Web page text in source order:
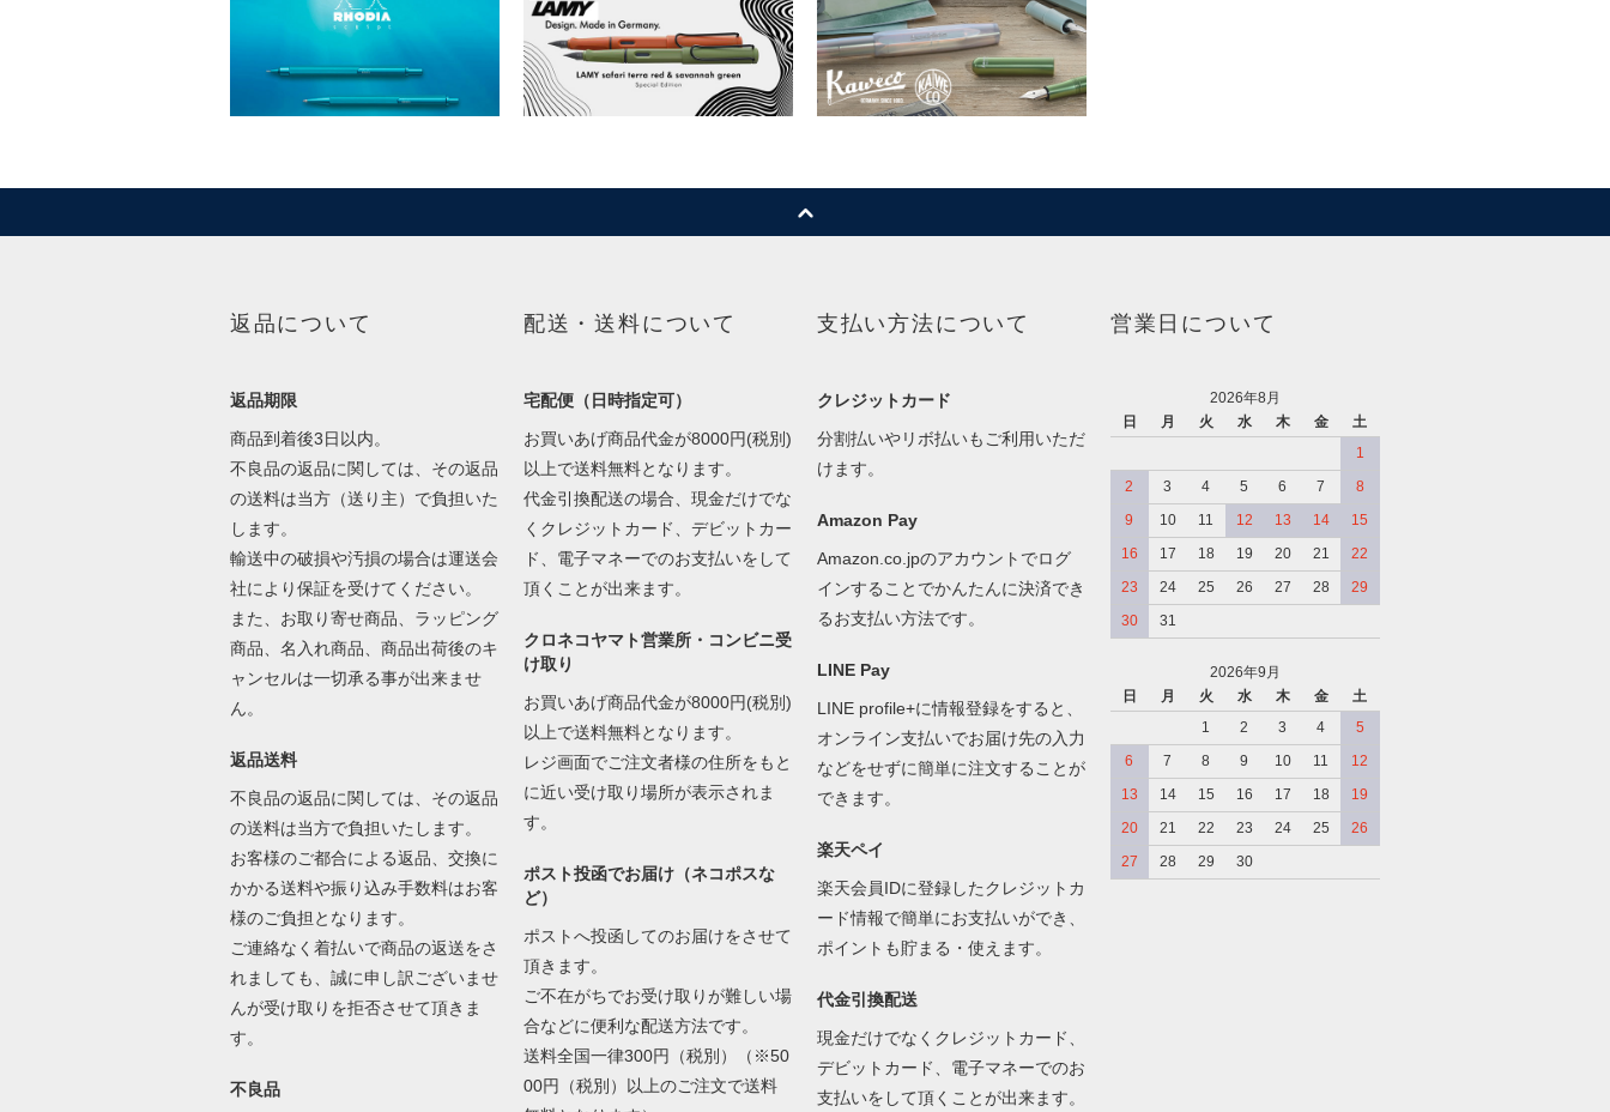
返品について
返品期限
商品到着後3日以内。
不良品の返品に関しては、その返品
の送料は当方（送り主）で負担いた
します。
輸送中の破損や汚損の場合は運送会
社により保証を受けてください。
また、お取り寄せ商品、ラッピング
商品、名入れ商品、商品出荷後のキ
ャンセルは一切承る事が出来ませ
ん。
返品送料
不良品の返品に関しては、その返品
の送料は当方で負担いたします。
お客様のご都合による返品、交換に
かかる送料や振り込み手数料はお客
様のご負担となります。
ご連絡なく着払いで商品の返送をさ
れましても、誠に申し訳ございませ
んが受け取りを拒否させて頂きま
す。
不良品
配送・送料について
宅配便（日時指定可）
お買いあげ商品代金が8000円(税別)
以上で送料無料となります。
代金引換配送の場合、現金だけでな
くクレジットカード、デビットカー
ド、電子マネーでのお支払いをして
頂くことが出来ます。
クロネコヤマト営業所・コンビニ受
け取り
お買いあげ商品代金が8000円(税別)
以上で送料無料となります。
レジ画面でご注文者様の住所をもと
に近い受け取り場所が表示されま
す。
ポスト投函でお届け（ネコポスな
ど）
ポストへ投函してのお届けをさせて
頂きます。
ご不在がちでお受け取りが難しい場
合などに便利な配送方法です。
送料全国一律300円（税別）（※50
00円（税別）以上のご注文で送料
支払い方法について
クレジットカード
分割払いやリボ払いもご利用いただ
けます。
Amazon Pay
Amazon.co.jpのアカウントでログ
インすることでかんたんに決済でき
るお支払い方法です。
LINE Pay
LINE profile+に情報登録をすると、
オンライン支払いでお届け先の入力
などをせずに簡単に注文することが
できます。
楽天ペイ
楽天会員IDに登録したクレジットカ
ード情報で簡単にお支払いができ、
ポイントも貯まる・使えます。
代金引換配送
現金だけでなくクレジットカード、
デビットカード、電子マネーでのお
支払いをして頂くことが出来ます。
営業日について
2026年8月
日
月 火 水 木 金
土
1
2
3 4 5 6 7
8
9
10 11 12 13 14
15
16
17 18 19 20 21
22
23
24 25 26 27 28
29
30
31
2026年9月
日
月 火 水 木 金
土
1
2 3 4
5
6
7 8 9 10 11
12
13
14 15 16 17 18
19
20
21 22 23 24 25
26
27
28 29 30